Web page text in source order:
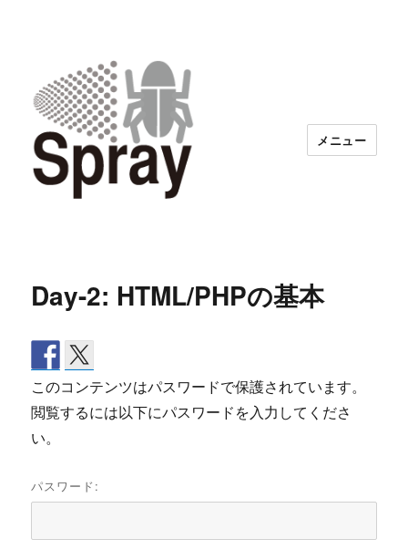
メニュー
Day-2: HTML/PHPの基本
このコンテンツはパスワードで保護されています。
閲覧するには以下にパスワードを入力してくださ
い。
パスワード: